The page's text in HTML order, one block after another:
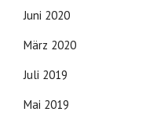
Juni 2020
März 2020
Juli 2019
Mai 2019